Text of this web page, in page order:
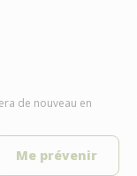
de nouveau en
Me prévenir